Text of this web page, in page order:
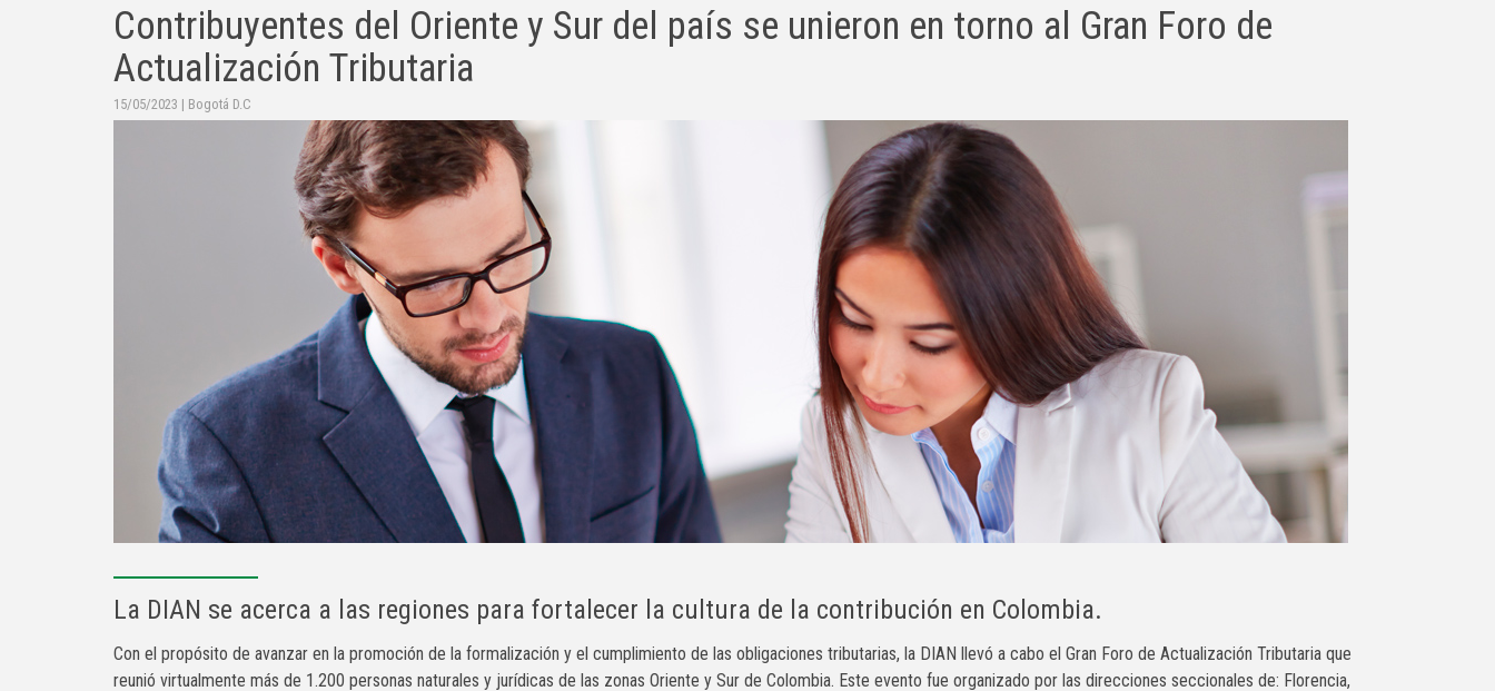
Contribuyentes del Oriente y Sur del país se unieron en torno al Gran Foro de
Actualización Tributaria
15/05/2023 | Bogotá D.C
La DIAN se acerca a las regiones para fortalecer la cultura de la contribución en Colombia.
​Con el propósito de avanzar en la promoción de la formalización y el cumplimiento de las obligaciones tributarias, la DIAN llevó a cabo el Gran Foro de Actualización Tributaria que
reunió virtualmente más de 1.200 personas naturales y jurídicas de las zonas Oriente y Sur de Colombia. Este evento fue organizado por las direcciones seccionales de: Florencia,